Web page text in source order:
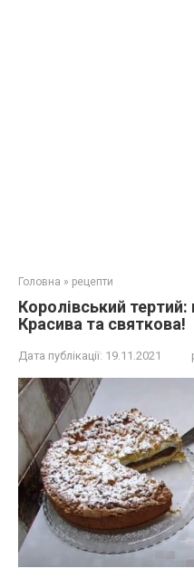
Головна » рецепти
Королівський
Красива та святкова!
Дата публікації: 19.11.2021